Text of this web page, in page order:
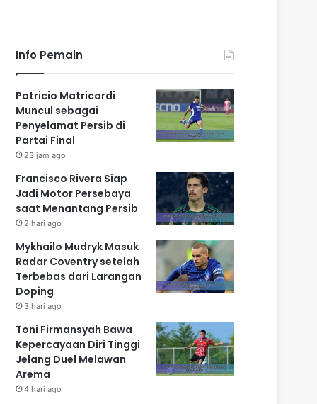
Info Pemain
Patricio Matricardi
Muncul sebagai
Penyelamat Persib di
Partai Final
23 jam ago
Francisco Rivera Siap
Jadi Motor Persebaya
saat Menantang Persib
2 hari ago
Mykhailo Mudryk Masuk
Radar Coventry setelah
Terbebas dari Larangan
Doping
3 hari ago
Toni Firmansyah Bawa
Kepercayaan Diri Tinggi
Jelang Duel Melawan
Arema
4 hari ago